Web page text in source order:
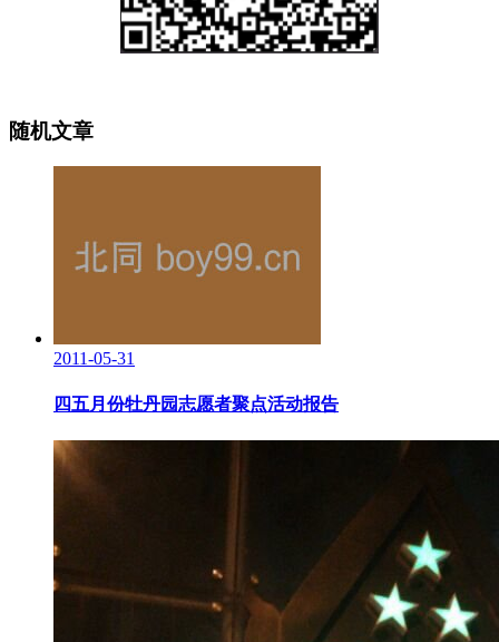
随机文章
2011-05-31
四五月份牡丹园志愿者聚点活动报告